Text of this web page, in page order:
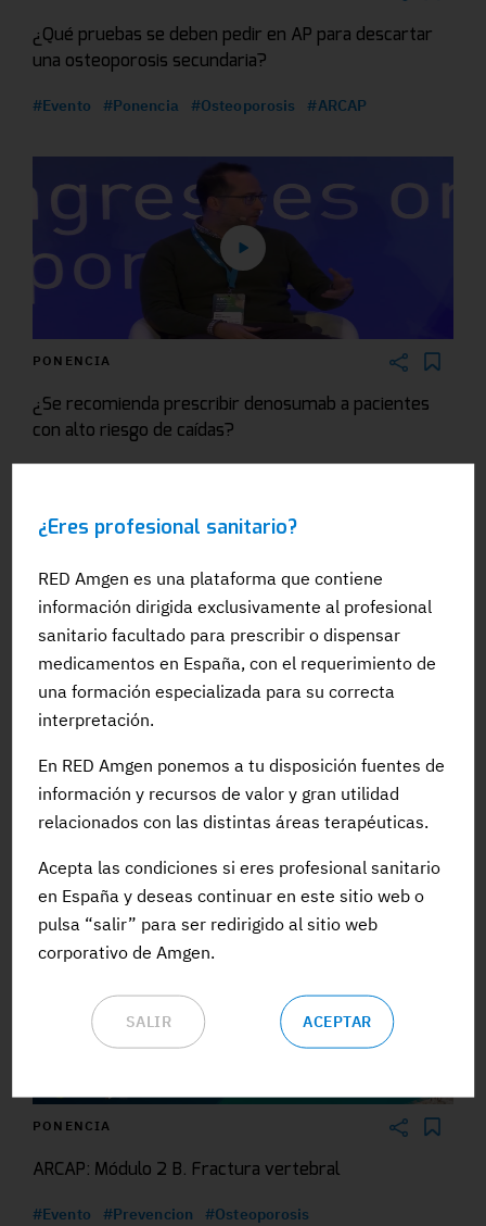
¿Eres profesional sanitario?
RED Amgen es una plataforma que contiene
información dirigida exclusivamente al profesional
sanitario facultado para prescribir o dispensar
medicamentos en España, con el requerimiento de
una formación especializada para su correcta
interpretación.
En RED Amgen ponemos a tu disposición fuentes de
información y recursos de valor y gran utilidad
relacionados con las distintas áreas terapéuticas.
Acepta las condiciones si eres profesional sanitario
en España y deseas continuar en este sitio web o
pulsa “salir” para ser redirigido al sitio web
corporativo de Amgen.
SALIR ACEPTAR
¿Qué pruebas se deben pedir en AP para descartar
una osteoporosis secundaria?
#Evento #Ponencia #Osteoporosis #ARCAP
PONENCIA
¿Se recomienda prescribir denosumab a pacientes
con alto riesgo de caídas?
ARCAP: Módulo 2 A. Diagnóstico de osteoporosis
#PerdidaOseaNoOsteoporotica
#ARCAP
PONENCIA
ARCAP: Módulo 2 B. Fractura vertebral
#Evento #Prevencion
#Osteoporosis